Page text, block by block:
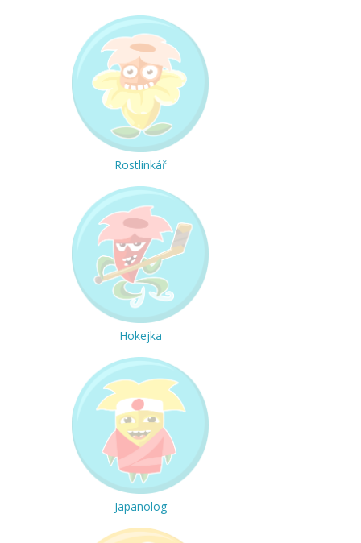
Rostlinkář
Hokejka
Japanolog